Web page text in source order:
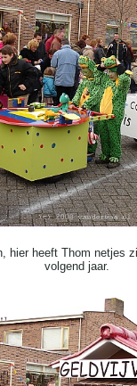
hier heeft Thom netjes
volgend jaar.